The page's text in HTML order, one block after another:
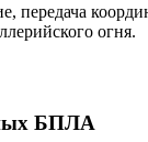
передача
огня.
БПЛА